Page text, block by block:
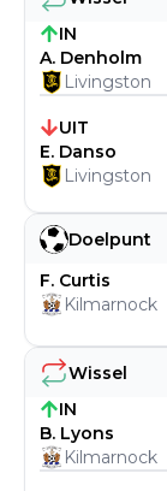
Wissel
IN
B. Lyons
Kilmarnock
Doelpunt
F. Curtis
Kilmarnock
IN
A. Denholm
Livingston
UIT
E. Danso
Livingston